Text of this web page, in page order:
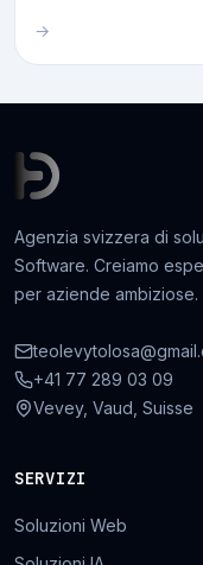
→
Agenzia svizzera di
Software. Creiamo
per aziende ambiziose.
+41 77 289 03 09
Vevey, Vaud, Suisse
SERVIZI
Soluzioni Web